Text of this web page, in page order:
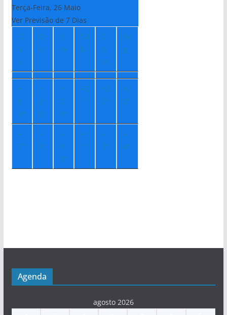
Terça-Feira, 26 Maio
Ver Previsão de 7 Dias
Q
u
a
Q
ui
S
ex
Sá
b
D
o
m
Se
g
+
1
8°
+
2
0°
+
2
1°
+2
1°
+2
2°
+2
2°
+
7°
+
8°
+
1
0°
+1
1°
+1
2°
+1
4°
Agenda
agosto 2026